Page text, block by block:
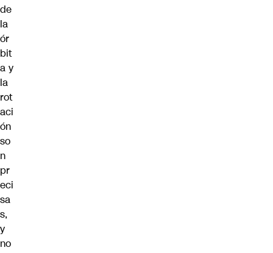
de
la
ór
bit
a y
la
rot
aci
ón
so
n
pr
eci
sa
s,
y
no